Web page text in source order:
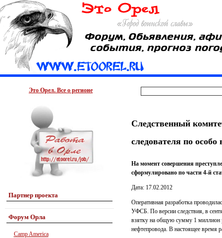
Это Орел. Все о регионе
Партнер проекта
Форум Орла
Camp America
Следственный
следователя по
На момент совершения
сформулировано по части 4-й
Дата: 17.02.2012
Оперативная разработка
УФСБ. По версии следствия, в
взятку на общую сумму 1 миллион
нефтепровода. В настоящее время